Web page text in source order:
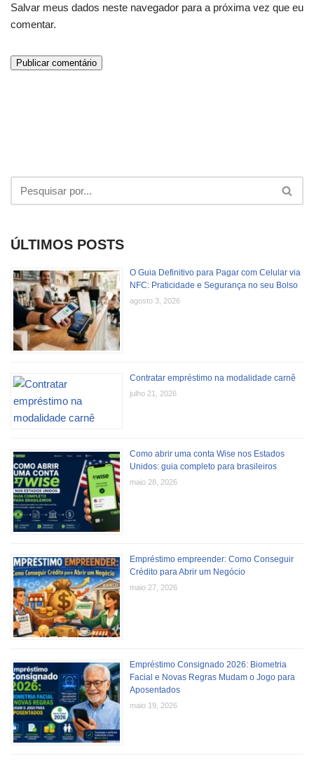
Salvar meus dados neste navegador para a próxima vez que eu
comentar.
ÚLTIMOS POSTS
O Guia Definitivo para Pagar com Celular via
NFC: Praticidade e Segurança no seu Bolso
agosto 3, 2026
Contratar empréstimo na modalidade carnê
julho 21, 2026
Como abrir uma conta Wise nos Estados
Unidos: guia completo para brasileiros
maio 28, 2026
Empréstimo empreender: Como Conseguir
Crédito para Abrir um Negócio
maio 27, 2026
Empréstimo Consignado 2026: Biometria
Facial e Novas Regras Mudam o Jogo para
Aposentados
maio 19, 2026